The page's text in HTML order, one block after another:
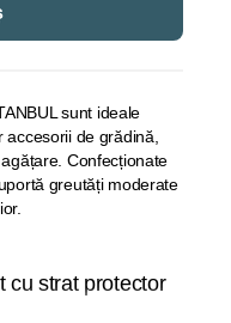
sunt ideale
de grădină,
Confecționate
greutăți moderate
cu strat protector